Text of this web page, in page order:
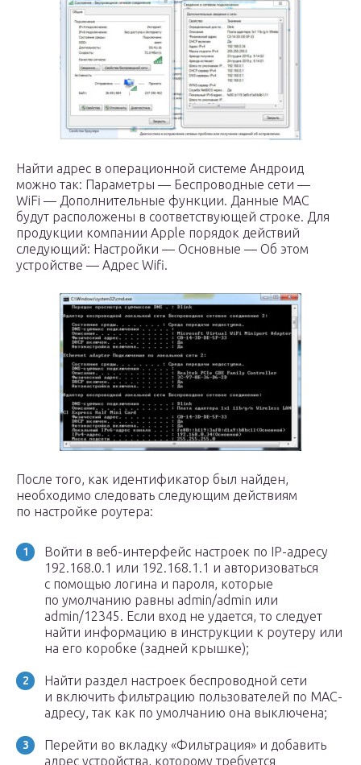
Найти адрес в операционной системе Андроид
можно так: Параметры — Беспроводные сети —
WiFi — Дополнительные функции. Данные MAC
будут расположены в соответствующей строке. Для
продукции компании Apple порядок действий
следующий: Настройки — Основные — Об этом
устройстве — Адрес Wifi.
После того, как идентификатор был найден,
необходимо следовать следующим действиям
по настройке роутера:
Войти в веб-интерфейс настроек по IP-адресу
192.168.0.1 или 192.168.1.1 и авторизоваться
с помощью логина и пароля, которые
по умолчанию равны admin/admin или
admin/12345. Если вход не удается, то следует
найти информацию в инструкции к роутеру или
на его коробке (задней крышке);
Найти раздел настроек беспроводной сети
и включить фильтрацию пользователей по MAC-
адресу, так как по умолчанию она выключена;
Перейти во вкладку «Фильтрация» и добавить
адрес устройства, которому требуется